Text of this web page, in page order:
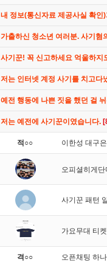
내 정보(통신자료 제공사실 확인
가출하신 청소년 여러분. 사기혐
사기꾼! 꼭 신고하세요 억울하지
저는 인터넷 계정 사기를 치고다
예전 행동에 나쁜 짓을 했던 걸
저는 예전에 사기꾼이였습니다.
적○○ 이한성 대구
오피셜히게
사기꾼 패턴
가요무대 티
격○○ 오픈채팅 하